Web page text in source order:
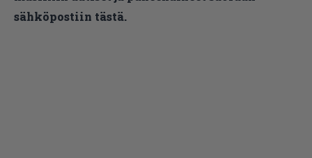
sähköpostiin tästä.